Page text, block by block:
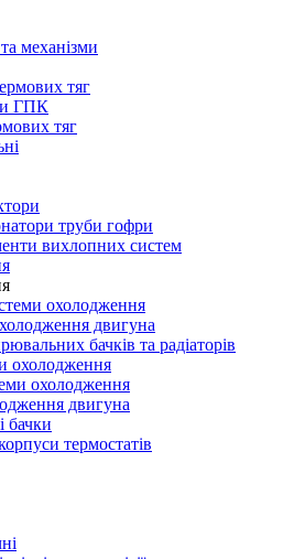
механізми
тяг
ГПК
тяг
труби гофри
вихлопних систем
охолодження
двигуна
бачків та радіаторів
охолодження
охолодження
двигуна
бачки
термостатів